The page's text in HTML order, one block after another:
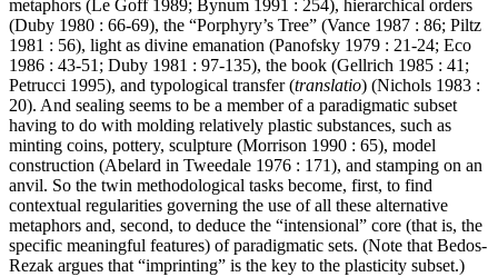
metaphors (Le Goff 1989; Bynum 1991 : 254), hierarchical orders
(Duby 1980 : 66-69), the “Porphyry’s Tree” (Vance 1987 : 86; Piltz
1981 : 56), light as divine emanation (Panofsky 1979 : 21-24; Eco
1986 : 43-51; Duby 1981 : 97-135), the book (Gellrich 1985 : 41;
Petrucci 1995), and typological transfer (translatio) (Nichols 1983 :
20). And sealing seems to be a member of a paradigmatic subset
having to do with molding relatively plastic substances, such as
minting coins, pottery, sculpture (Morrison 1990 : 65), model
construction (Abelard in Tweedale 1976 : 171), and stamping on an
anvil. So the twin methodological tasks become, first, to find
contextual regularities governing the use of all these alternative
metaphors and, second, to deduce the “intensional” core (that is, the
specific meaningful features) of paradigmatic sets. (Note that Bedos-
Rezak argues that “imprinting” is the key to the plasticity subset.)